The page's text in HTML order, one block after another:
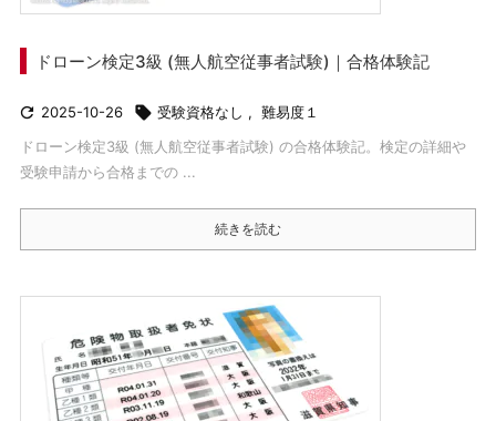
ドローン検定3級 (無人航空従事者試験)｜合格体験記
 2025-10-26  受験資格なし , 難易度１
ドローン検定3級 (無人航空従事者試験) の合格体験記。検定の詳細や
受験申請から合格までの ...
続きを読む